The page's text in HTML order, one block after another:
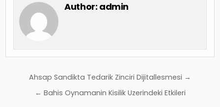
Author: admin
Yazı
gezinmesi
Ahsap Sandikta Tedarik Zinciri Dijitallesmesi →
← Bahis Oynamanin Kisilik Uzerindeki Etkileri